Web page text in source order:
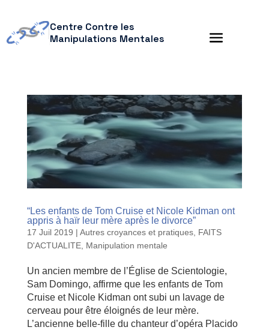
Centre Contre les
Manipulations Mentales
“Les enfants de Tom Cruise et Nicole Kidman ont
appris à haïr leur mère après le divorce”
17 Juil 2019 | Autres croyances et pratiques, FAITS
D'ACTUALITE, Manipulation mentale
Un ancien membre de l’Église de Scientologie,
Sam Domingo, affirme que les enfants de Tom
Cruise et Nicole Kidman ont subi un lavage de
cerveau pour être éloignés de leur mère.
L’ancienne belle-fille du chanteur d’opéra Placido